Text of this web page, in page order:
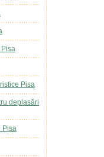
Pisa
deplasări
Pisa